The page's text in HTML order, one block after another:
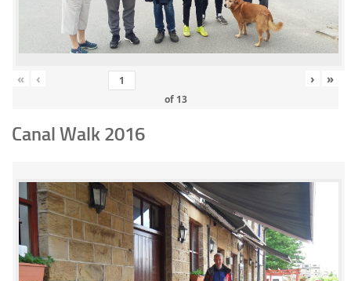
« ‹
of 13
› »
Canal Walk 2016